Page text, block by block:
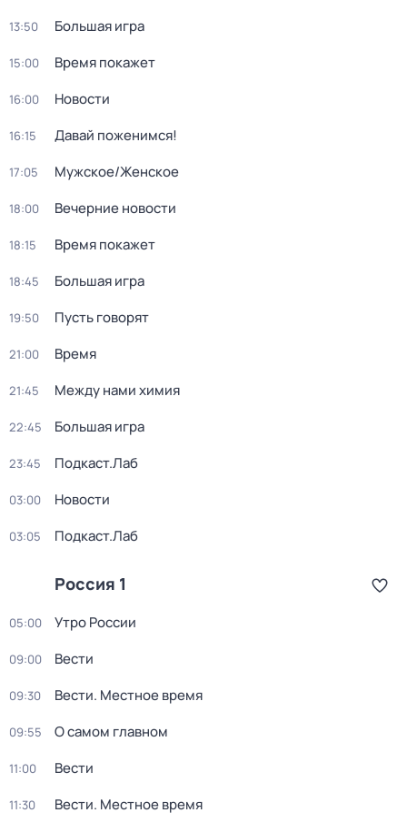
13:50 Большая игра
15:00 Время покажет
16:00 Новости
16:15 Давай поженимся!
17:05 Мужское/Женское
18:00 Вечерние новости
18:15 Время покажет
18:45 Большая игра
19:50 Пусть говорят
21:00 Время
21:45 Между нами химия
22:45 Большая игра
23:45 Подкаст.Лаб
03:00 Новости
03:05 Подкаст.Лаб
Россия 1
05:00 Утро России
09:00 Вести
09:30 Вести. Местное время
09:55 О самом главном
11:00 Вести
11:30 Вести. Местное время